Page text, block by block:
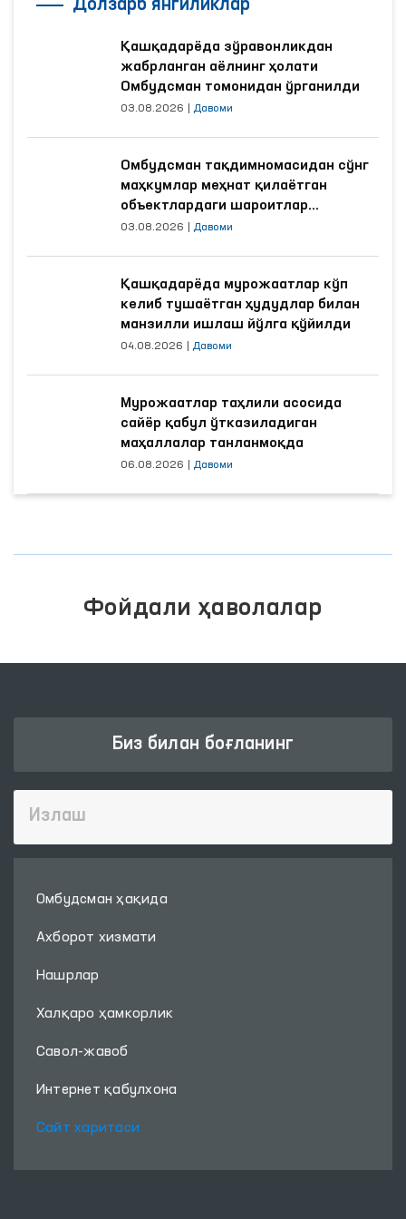
Долзарб янгиликлар
Қашқадарёда зўравонликдан
жабрланган аёлнинг ҳолати
Омбудсман томонидан ўрганилди
03.08.2026 Давоми
Омбудсман тақдимномасидан сўнг
маҳкумлар меҳнат қилаётган
объектлардаги шароитлар
яхшиланди
03.08.2026 Давоми
Қашқадарёда мурожаатлар кўп
келиб тушаётган ҳудудлар билан
манзилли ишлаш йўлга қўйилди
04.08.2026 Давоми
Мурожаатлар таҳлили асосида
сайёр қабул ўтказиладиган
маҳаллалар танланмоқда
06.08.2026 Давоми
Фойдали ҳаволалар
Биз билан боғланинг
Омбудсман ҳақида
Ахборот хизмати
Нашрлар
Халқаро ҳамкорлик
Савол-жавоб
Интернет қабулхона
Сайт харитаси